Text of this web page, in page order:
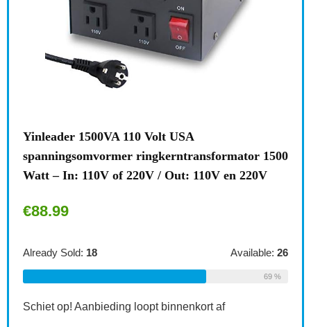
Yinleader 1500VA 110 Volt USA
spanningsomvormer ringkerntransformator 1500
Watt – In: 110V of 220V / Out: 110V en 220V
€88.99
Already Sold: 18 Available: 26
69 %
Schiet op! Aanbieding loopt binnenkort af